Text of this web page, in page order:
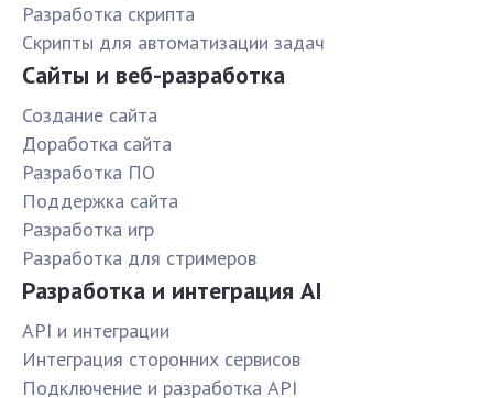
Разработка скрипта
Скрипты для автоматизации задач
Сайты и веб-разработка
Создание сайта
Доработка сайта
Разработка ПО
Поддержка сайта
Разработка игр
Разработка для стримеров
Разработка и интеграция AI
API и интеграции
Интеграция сторонних сервисов
Подключение и разработка API